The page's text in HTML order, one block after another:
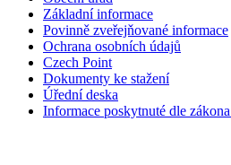
Základní informace
Povinně zveřejňované informace
Ochrana osobních údajů
Czech Point
Dokumenty ke stažení
Úřední deska
Informace poskytnuté dle